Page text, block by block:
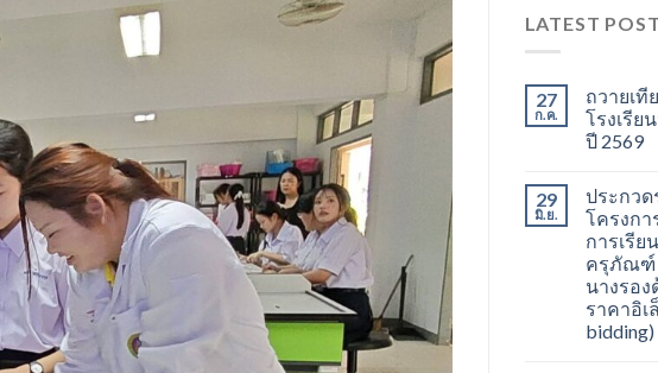
LATEST
27
ก.ค.
ถวายเที
โรงเรีย
ปี 2569
29
มิ.ย.
ประกวด
โครงก
การเรีย
ครุภัณฑ์
นางรอง
ราคาอิเ
bidding)